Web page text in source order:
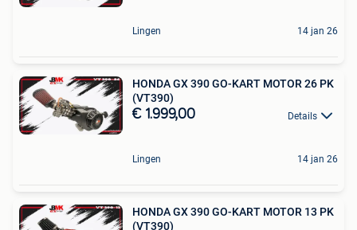
Lingen 14 jan 26
HONDA GX 390 GO-KART MOTOR 26 PK
(VT390)
€ 1.999,00 Details
Lingen 14 jan 26
HONDA GX 390 GO-KART MOTOR 13 PK
(VT390)